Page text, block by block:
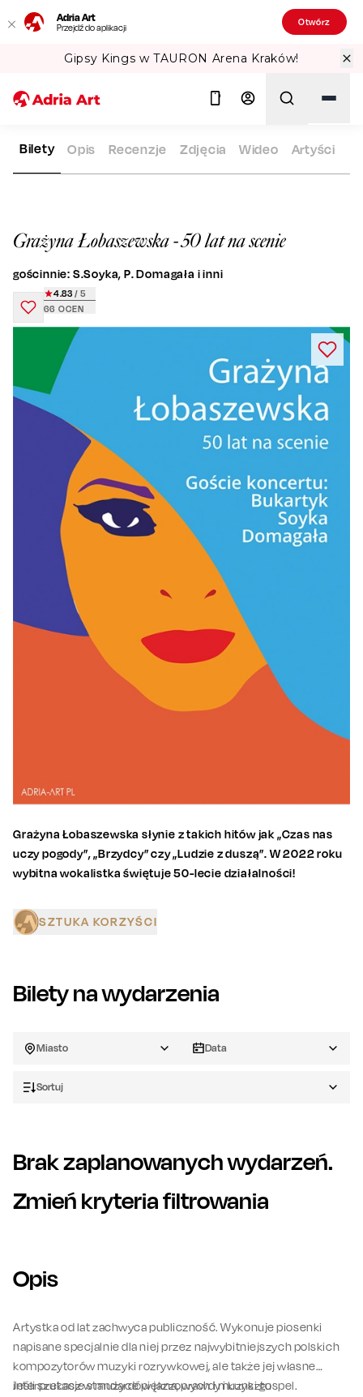
Adria Art
Przejdź do aplikacji Otwórz
Gipsy Kings w TAURON Arena Kraków!
ADRIA ART REPERTUAR GRAŻYNA ŁOBASZEWSKA - 50
Grażyna Łobaszewska - 50 lat na scenie
gościnnie: S.Soyka, P. Domagała i inni
66 OCEN
4.83 / 5
Bilety Opis Recenzje Zdjęcia Wideo Artyści
Grażyna Łobaszewska słynie z takich hitów jak „Czas nas
uczy pogody”, „Brzydcy” czy „Ludzie z duszą”. W 2022 roku
wybitna wokalistka świętuje 50-lecie działalności!
SZTUKA KORZYŚCI
Bilety na wydarzenia
Miasto Data
Sortuj
Brak zaplanowanych wydarzeń.
Zmień kryteria filtrowania
Opis
Artystka od lat zachwyca publiczność. Wykonuje piosenki
napisane specjalnie dla niej przez najwybitniejszych polskich
kompozytorów muzyki rozrywkowej, ale także jej własne
interpretacje standardów jazzowych i muzyki gospel.
Jeśli szukasz w muzyce piękna, prawdy i kunsztu